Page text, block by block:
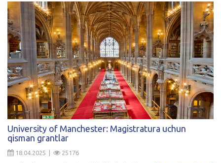
University of Manchester: Magistratura uchun
qisman grantlar
18.04.2025 | 25176